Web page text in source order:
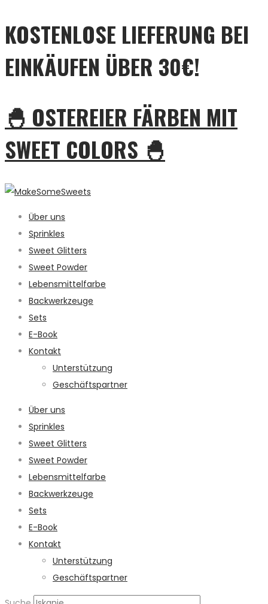
KOSTENLOSE LIEFERUNG BEI
EINKÄUFEN ÜBER 30€!
🐣 OSTEREIER FÄRBEN MIT
SWEET COLORS 🐣
Über uns
Sprinkles
Sweet Glitters
Sweet Powder
Lebensmittelfarbe
Backwerkzeuge
Sets
E-Book
Kontakt
Unterstützung
Geschäftspartner
Über uns
Sprinkles
Sweet Glitters
Sweet Powder
Lebensmittelfarbe
Backwerkzeuge
Sets
E-Book
Kontakt
Unterstützung
Geschäftspartner